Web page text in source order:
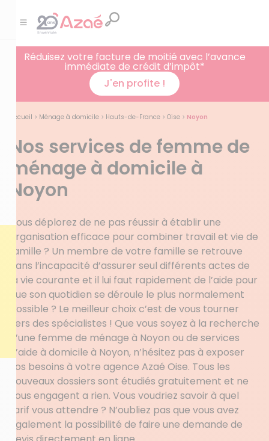
Réduisez votre facture de moitié avec l’avance
immédiate de crédit d’impôt*
J'en profite !
Accueil > Ménage à domicile > Hauts-de-France > Oise > Noyon
Nos services de femme de
ménage à domicile à
Noyon
Vous déplorez de ne pas réussir à établir une
organisation efficace pour combiner travail et vie de
famille ? Un membre de votre famille se retrouve
dans l’incapacité d’assurer seul différents actes de
la vie courante et il lui faut rapidement de l’aide pour
que son quotidien se déroule le plus normalement
possible ? Le meilleur choix c’est de vous tourner
vers des spécialistes ! Que vous soyez à la recherche
d’une femme de ménage à Noyon ou de services
d’aide à domicile à Noyon, n’hésitez pas à exposer
vos besoins à votre agence Azaé Oise. Tous les
nouveaux dossiers sont étudiés gratuitement et ne
vous engagent a rien. Vous voudriez savoir à quel
tarif vous attendre ? N’oubliez pas que vous avez
également la possibilité de faire une demande de